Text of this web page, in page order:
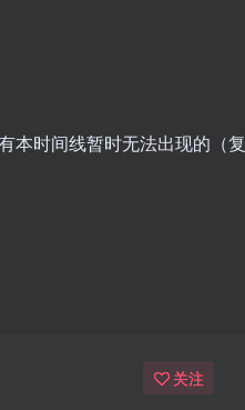
本时间线暂时无法出现的（复
关注